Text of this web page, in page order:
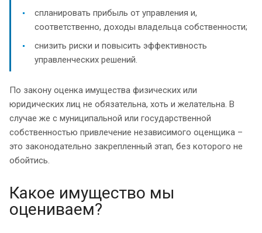
спланировать прибыль от управления и,
соответственно, доходы владельца собственности;
снизить риски и повысить эффективность
управленческих решений.
По закону оценка имущества физических или
юридических лиц не обязательна, хоть и желательна. В
случае же с муниципальной или государственной
собственностью привлечение независимого оценщика –
это законодательно закрепленный этап, без которого не
обойтись.
Какое имущество мы
оцениваем?